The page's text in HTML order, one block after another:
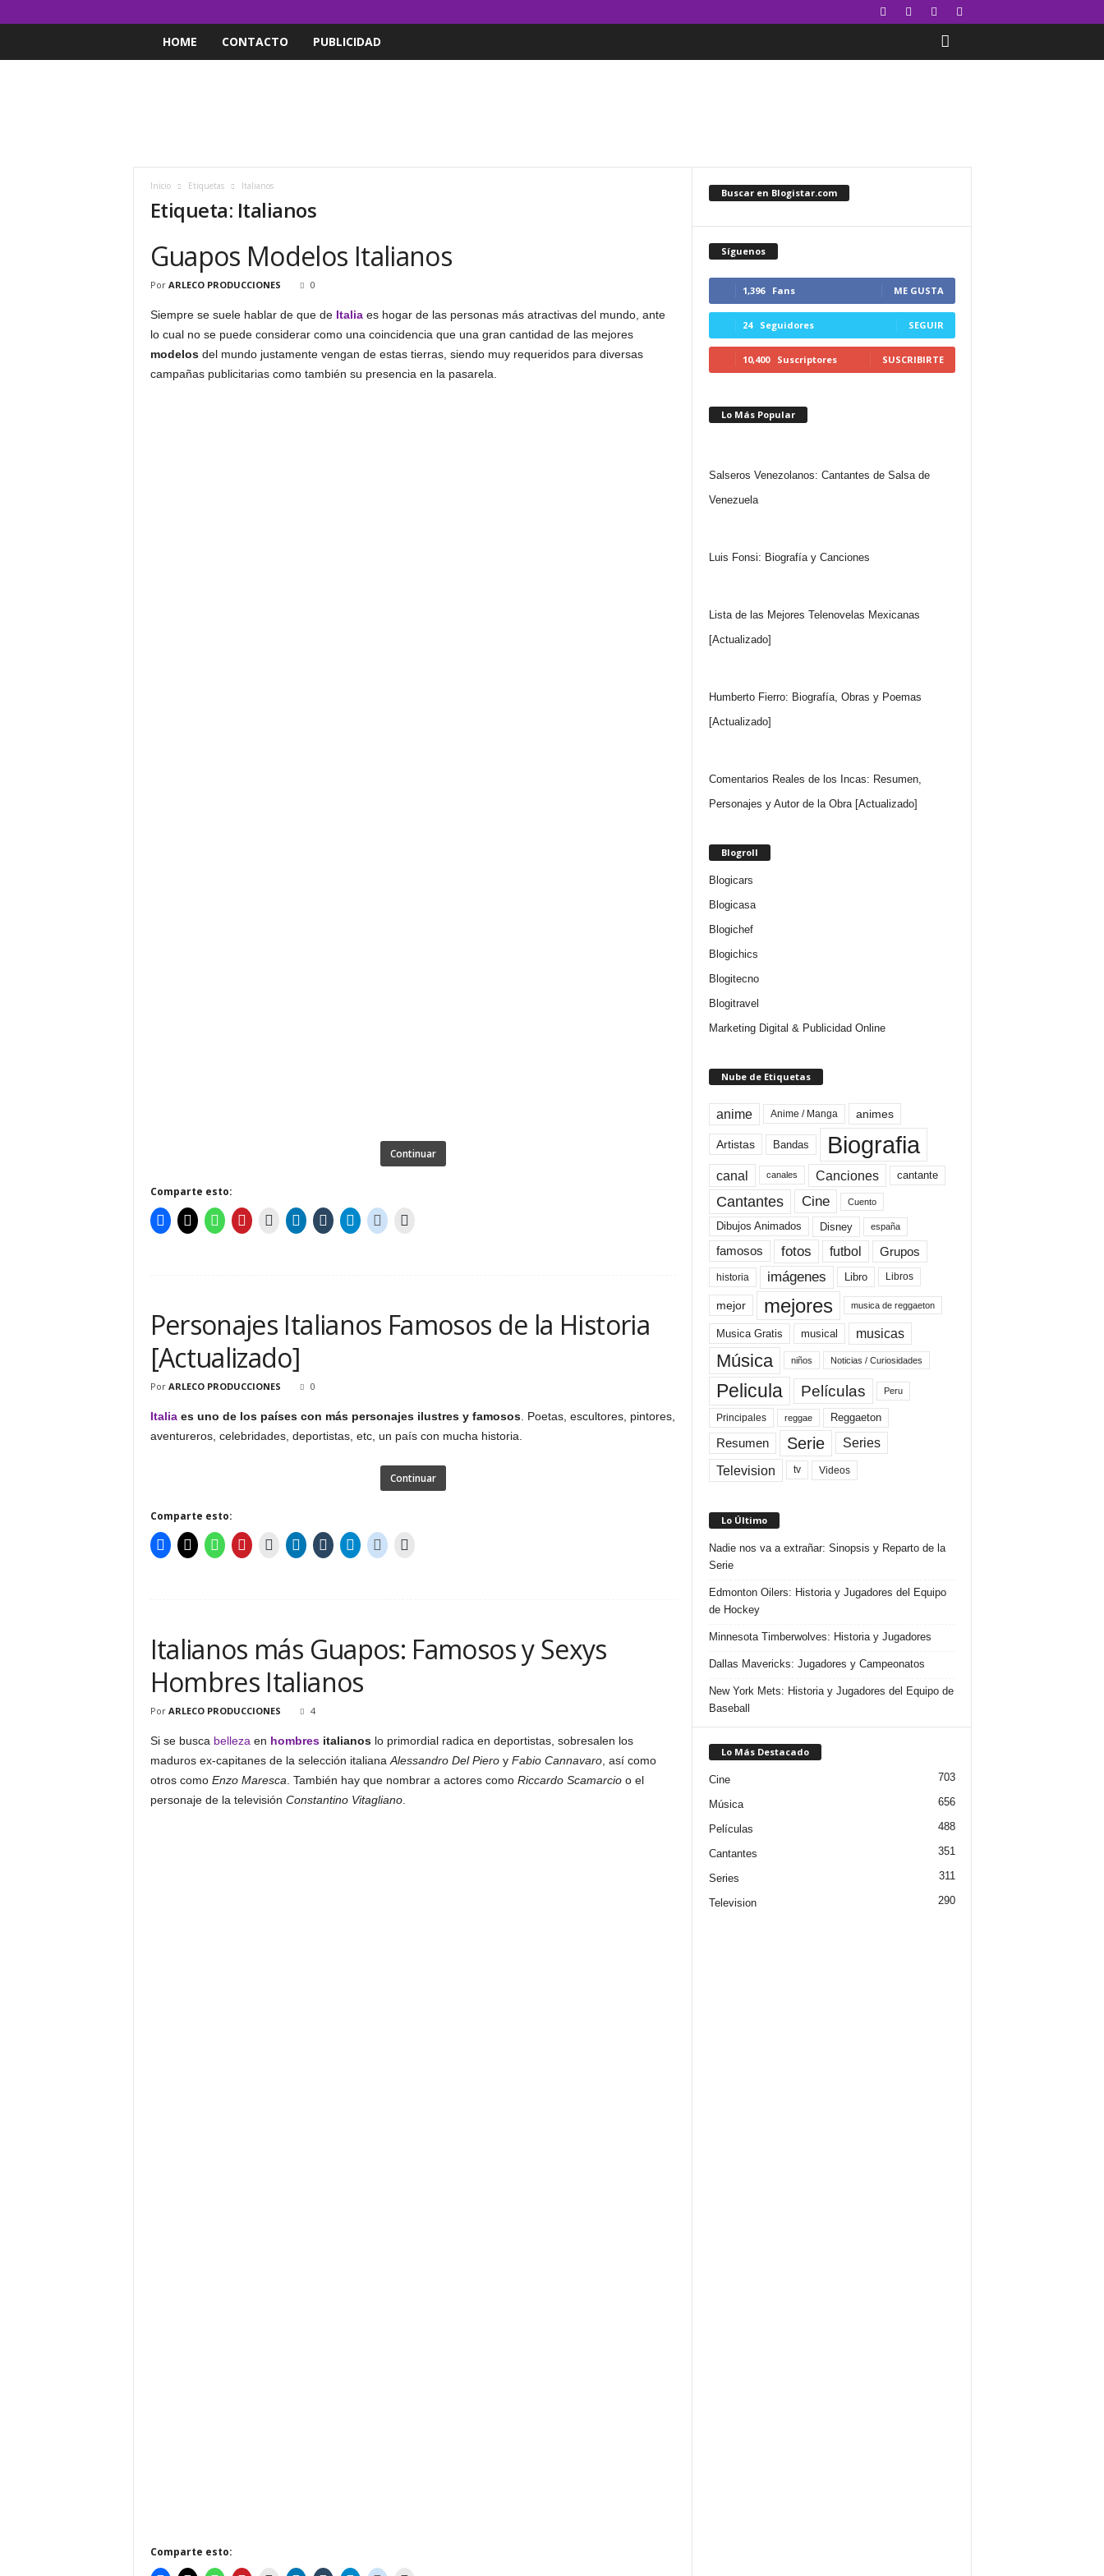
HOME CONTACTO PUBLICIDAD
Inicio Etiquetas Italianos
Etiqueta: Italianos
Guapos Modelos Italianos
Por ARLECO PRODUCCIONES 0
Siempre se suele hablar de que de Italiaes hogar de las personas más atractivas del mundo, ante
lo cual no se puede considerar como una coincidencia que una gran cantidad de las mejores
modelosdel mundo justamente vengan de estas tierras, siendo muy requeridos para diversas
campañas publicitarias como también su presencia en la pasarela.
Continuar
Comparte esto:
Personajes Italianos Famosos de la Historia
[Actualizado]
Por ARLECO PRODUCCIONES 0
Italiaes uno de los países con más personajes ilustres y famosos. Poetas, escultores, pintores,
aventureros, celebridades, deportistas, etc, un país con mucha historia.
Continuar
Comparte esto:
Italianos más Guapos: Famosos y Sexys
Hombres Italianos
Por ARLECO PRODUCCIONES 4
Si se busca belleza en hombresitalianoslo primordial radica en deportistas, sobresalen los
maduros ex-capitanes de la selección italiana Alessandro Del Pieroy Fabio Cannavaro, así como
otros como Enzo Maresca . También hay que nombrar a actores como Riccardo Scamarcioo el
personaje de la televisión Constantino Vitagliano.
Comparte esto:
Buscar en Blogistar.com
Síguenos
1,396 Fans ME GUSTA
24 Seguidores SEGUIR
10,400 Suscriptores SUSCRIBIRTE
Lo Más Popular
Salseros Venezolanos: Cantantes de Salsa de
Venezuela
Luis Fonsi: Biografía y Canciones
Lista de las Mejores Telenovelas Mexicanas
[Actualizado]
Humberto Fierro: Biografía, Obras y Poemas
[Actualizado]
Comentarios Reales de los Incas: Resumen,
Personajes y Autor de la Obra [Actualizado]
Blogroll
Blogicars
Blogicasa
Blogichef
Blogichics
Blogitecno
Blogitravel
Marketing Digital & Publicidad Online
Nube de Etiquetas
anime Anime / Manga animes
Artistas Bandas Biografia
canal canales Canciones cantante
Cantantes Cine Cuento
Dibujos Animados Disney españa
famosos fotos futbol Grupos
historia imágenes Libro Libros
mejor mejores musica de reggaeton
Musica Gratis musical musicas
Música niños Noticias / Curiosidades
Pelicula Películas Peru
Principales reggae Reggaeton
Resumen Serie Series
Television tv Videos
Lo Último
Nadie nos va a extrañar: Sinopsis y Reparto de la
Serie
Edmonton Oilers: Historia y Jugadores del Equipo
de Hockey
Minnesota Timberwolves: Historia y Jugadores
Dallas Mavericks: Jugadores y Campeonatos
New York Mets: Historia y Jugadores del Equipo de
Baseball
Lo Más Destacado
Cine 703
Música 656
Películas 488
Cantantes 351
Series 311
Television 290